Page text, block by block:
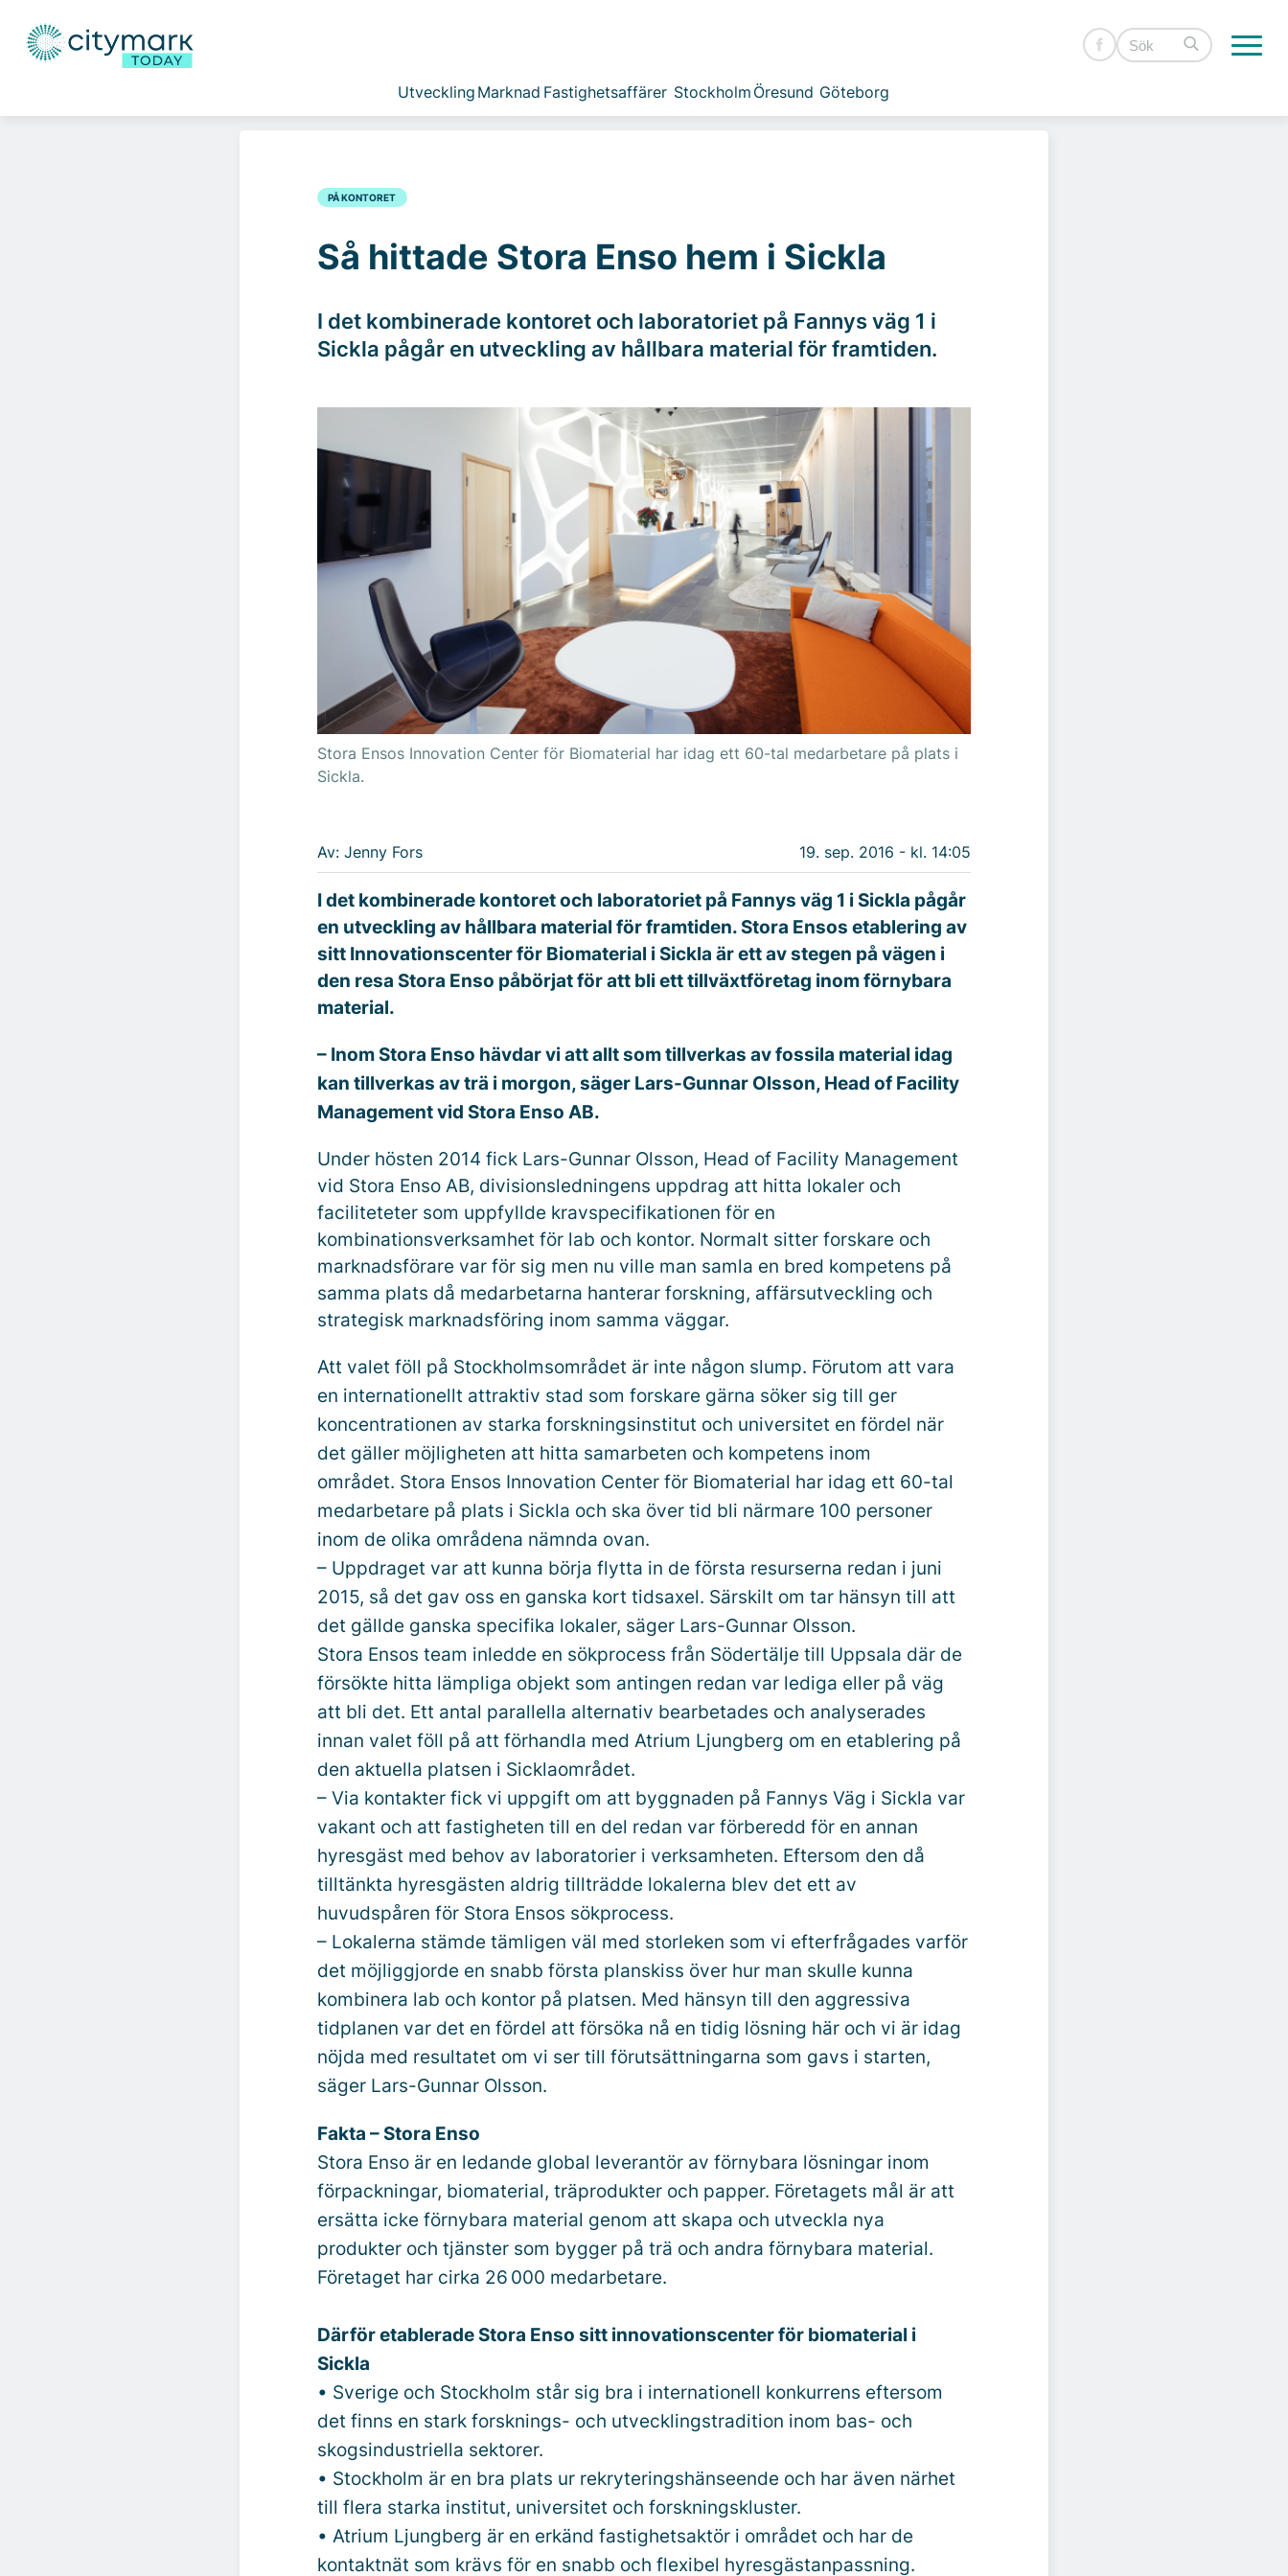
Utveckling Marknad Fastighetsaffärer Stockholm Öresund Göteborg
PÅ KONTORET
Så hittade Stora Enso hem i Sickla
I det kombinerade kontoret och laboratoriet på Fannys väg 1 i
Sickla pågår en utveckling av hållbara material för framtiden.
Stora Ensos Innovation Center för Biomaterial har idag ett 60-tal medarbetare på plats i
Sickla.
Av: Jenny Fors 19. sep. 2016 - kl. 14:05
I det kombinerade kontoret och laboratoriet på Fannys väg 1 i Sickla pågår
en utveckling av hållbara material för framtiden. Stora Ensos etablering av
sitt Innovationscenter för Biomaterial i Sickla är ett av stegen på vägen i
den resa Stora Enso påbörjat för att bli ett tillväxtföretag inom förnybara
material.
– Inom Stora Enso hävdar vi att allt som tillverkas av fossila material idag
kan tillverkas av trä i morgon, säger Lars-Gunnar Olsson, Head of Facility
Management vid Stora Enso AB.
Under hösten 2014 fick Lars-Gunnar Olsson, Head of Facility Management
vid Stora Enso AB, divisionsledningens uppdrag att hitta lokaler och
faciliteteter som uppfyllde kravspecifikationen för en
kombinationsverksamhet för lab och kontor. Normalt sitter forskare och
marknadsförare var för sig men nu ville man samla en bred kompetens på
samma plats då medarbetarna hanterar forskning, affärsutveckling och
strategisk marknadsföring inom samma väggar.
Att valet föll på Stockholmsområdet är inte någon slump. Förutom att vara
en internationellt attraktiv stad som forskare gärna söker sig till ger
koncentrationen av starka forskningsinstitut och universitet en fördel när
det gäller möjligheten att hitta samarbeten och kompetens inom
området. Stora Ensos Innovation Center för Biomaterial har idag ett 60-tal
medarbetare på plats i Sickla och ska över tid bli närmare 100 personer
inom de olika områdena nämnda ovan.
– Uppdraget var att kunna börja flytta in de första resurserna redan i juni
2015, så det gav oss en ganska kort tidsaxel. Särskilt om tar hänsyn till att
det gällde ganska specifika lokaler, säger Lars-Gunnar Olsson.
Stora Ensos team inledde en sökprocess från Södertälje till Uppsala där de
försökte hitta lämpliga objekt som antingen redan var lediga eller på väg
att bli det. Ett antal parallella alternativ bearbetades och analyserades
innan valet föll på att förhandla med Atrium Ljungberg om en etablering på
den aktuella platsen i Sicklaområdet.
– Via kontakter fick vi uppgift om att byggnaden på Fannys Väg i Sickla var
vakant och att fastigheten till en del redan var förberedd för en annan
hyresgäst med behov av laboratorier i verksamheten. Eftersom den då
tilltänkta hyresgästen aldrig tillträdde lokalerna blev det ett av
huvudspåren för Stora Ensos sökprocess.
– Lokalerna stämde tämligen väl med storleken som vi efterfrågades varför
det möjliggjorde en snabb första planskiss över hur man skulle kunna
kombinera lab och kontor på platsen. Med hänsyn till den aggressiva
tidplanen var det en fördel att försöka nå en tidig lösning här och vi är idag
nöjda med resultatet om vi ser till förutsättningarna som gavs i starten,
säger Lars-Gunnar Olsson.
Fakta – Stora Enso
Stora Enso är en ledande global leverantör av förnybara lösningar inom
förpackningar, biomaterial, träprodukter och papper. Företagets mål är att
ersätta icke förnybara material genom att skapa och utveckla nya
produkter och tjänster som bygger på trä och andra förnybara material.
Företaget har cirka 26 000 medarbetare.
Därför etablerade Stora Enso sitt innovationscenter för biomaterial i
Sickla
• Sverige och Stockholm står sig bra i internationell konkurrens eftersom
det finns en stark forsknings- och utvecklingstradition inom bas- och
skogsindustriella sektorer.
• Stockholm är en bra plats ur rekryteringshänseende och har även närhet
till flera starka institut, universitet och forskningskluster.
• Atrium Ljungberg är en erkänd fastighetsaktör i området och har de
kontaktnät som krävs för en snabb och flexibel hyresgästanpassning.